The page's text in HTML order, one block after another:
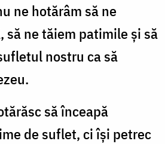
ne hotărâm să ne
să ne tăiem patimile şi să
nostru ca să
să înceapă
de suflet, ci îşi petrec